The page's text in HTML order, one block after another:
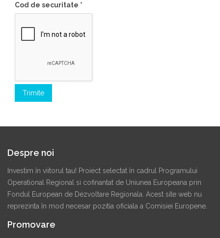
Cod de securitate *
Despre noi
Investim în viitorul tau! Proiect selectat în cadrul Programului
Operational Regional si cofinantat de Uniunea Europeana prin
Fondul European de Dezvoltare Regionala. Acest site web nu
reprezinta în mod necesar pozitia oficiala a Comisiei Europene.
Promovare